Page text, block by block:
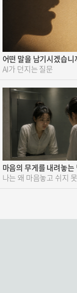
어떤 말을 남기시겠습니
AI가 던지는 질문
마음의 무게를 내려놓는
나는 왜 마음놓고 쉬지